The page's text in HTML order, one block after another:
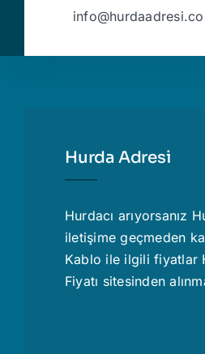
Hurda Adresi
Hurdacı arıyorsanız
iletişime geçmeden
Kablo ile ilgili fiyatlar
Fiyatı sitesinden